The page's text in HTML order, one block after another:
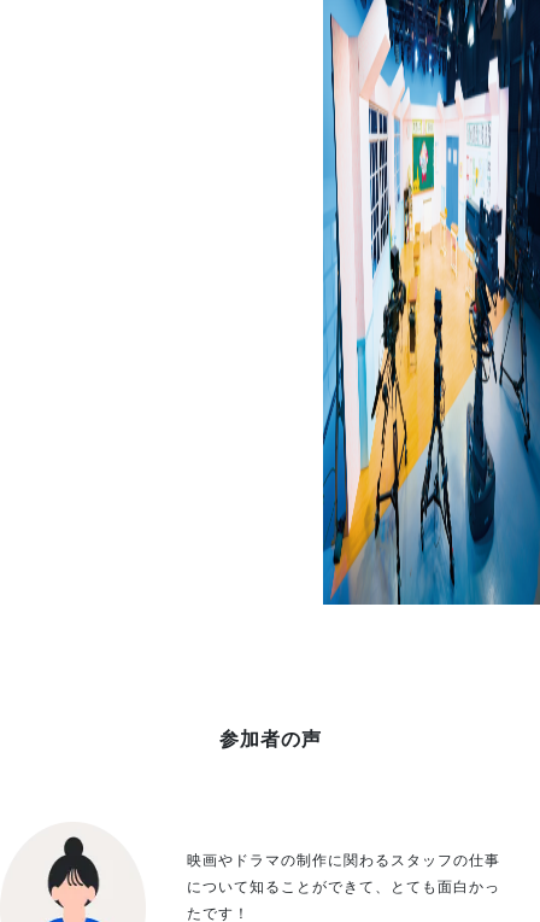
参加者の声
映画やドラマの制作に関わるスタッフの仕事
について知ることができて、とても面白かっ
たです！